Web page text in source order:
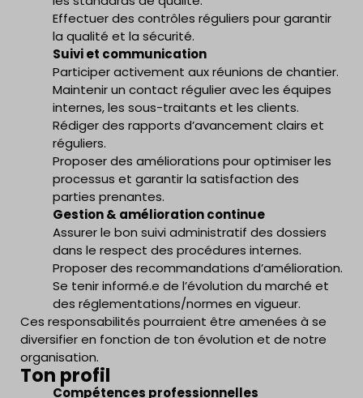
Effectuer des contrôles réguliers pour garantir
la qualité et la sécurité.
Suivi et communication
Participer activement aux réunions de chantier.
Maintenir un contact régulier avec les équipes
internes, les sous-traitants et les clients.
Rédiger des rapports d’avancement clairs et
réguliers.
Proposer des améliorations pour optimiser les
processus et garantir la satisfaction des
parties prenantes.
Gestion & amélioration continue
Assurer le bon suivi administratif des dossiers
dans le respect des procédures internes.
Proposer des recommandations d’amélioration.
Se tenir informé.e de l’évolution du marché et
des réglementations/normes en vigueur.
Ces responsabilités pourraient être amenées à se
diversifier en fonction de ton évolution et de notre
organisation.
Ton profil
Compétences professionnelles